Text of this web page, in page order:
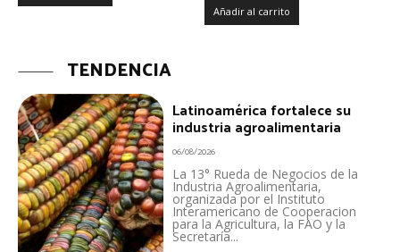
Añadir al carrito
TENDENCIA
Latinoamérica fortalece su
industria agroalimentaria
06/08/2026
La 13° Rueda de Negocios de la
Industria Agroalimentaria,
organizada por el Instituto
Interamericano de Cooperacion
para la Agricultura, la FAO y la
Secretaría...